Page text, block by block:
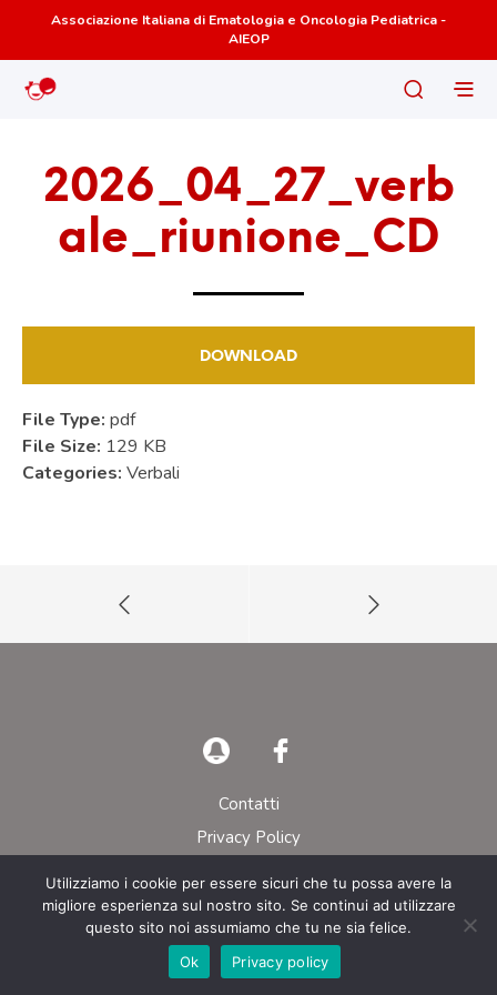
Associazione Italiana di Ematologia e Oncologia Pediatrica -
AIEOP
2026_04_27_verb
ale_riunione_CD
DOWNLOAD
File Type: pdf
File Size: 129 KB
Categories: Verbali
Contatti
Privacy Policy
© AIEOP – Tutti i diritti riservati
Utilizziamo i cookie per essere sicuri che tu possa avere la
migliore esperienza sul nostro sito. Se continui ad utilizzare
questo sito noi assumiamo che tu ne sia felice.
Ok
Privacy policy